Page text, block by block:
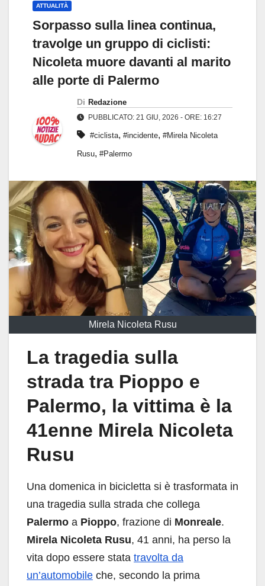
ATTUALITÀ
Sorpasso sulla linea continua,
travolge un gruppo di ciclisti:
Nicoleta muore davanti al marito
alle porte di Palermo
Di Redazione
PUBBLICATO: 21 GIU, 2026 - ORE: 16:27
#ciclista, #incidente, #Mirela Nicoleta
Rusu, #Palermo
Mirela Nicoleta Rusu
La tragedia sulla
strada tra Pioppo e
Palermo, la vittima è la
41enne Mirela Nicoleta
Rusu
Una domenica in bicicletta si è trasformata in
una tragedia sulla strada che collega
Palermo a Pioppo, frazione di Monreale.
Mirela Nicoleta Rusu, 41 anni, ha perso la
vita dopo essere stata travolta da
un’automobile che, secondo la prima